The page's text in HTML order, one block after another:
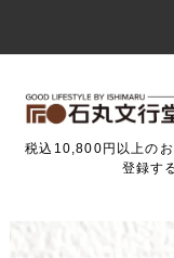
税込10,800円以上の
登録す